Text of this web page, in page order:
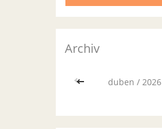
Archiv
<< duben / 2026